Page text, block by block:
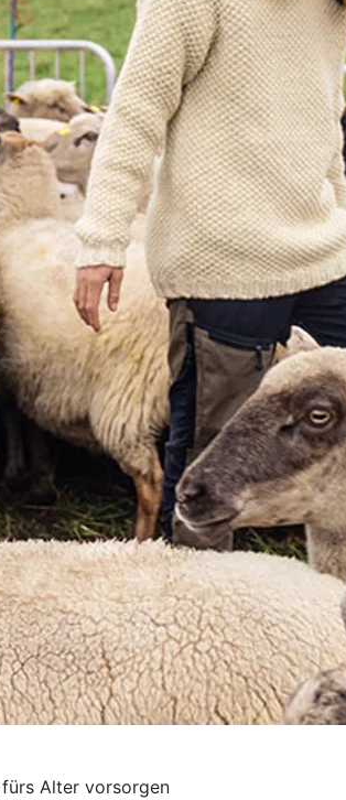
Alter vorsorgen